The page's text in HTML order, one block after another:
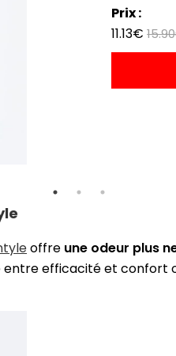
Prix :
11.13€
offre une odeur plus
entre efficacité et confort